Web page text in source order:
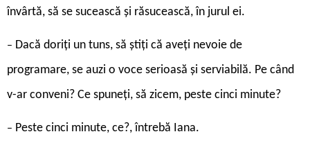
învârtă, să se sucească și răsucească, în jurul ei.
– Dacă doriți un tuns, să știți că aveți nevoie de
programare, se auzi o voce serioasă și serviabilă. Pe când
v-ar conveni? Ce spuneți, să zicem, peste cinci minute?
– Peste cinci minute, ce?, întrebă Iana.